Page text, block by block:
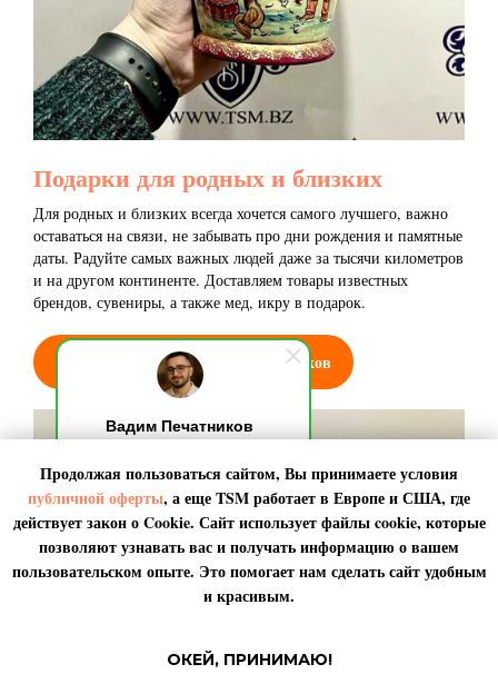
Вадим Печатников
обычно отвечаю за 10 секунд.
По любым вопросами пишите
мне. Я онлайн.
Продолжая пользоваться сайтом, Вы принимаете условия
публичной оферты, а еще TSM работает в ЕвропеиСША, где
действует закон о Cookie. Сайт использует файлы cookie, которые
позволяют узнавать вас и получать информацию о вашем
пользовательском опыте. Это помогает нам сделать сайт удобным
и красивым.
ОКЕЙ, ПРИНИМАЮ!
Подарки для родных и близких
Для родных и близких всегда хочется самого лучшего, важно
оставаться на связи, не забывать про дни рождения и памятные
даты. Радуйте самых важных людей даже за тысячи километров
и на другом континенте. Доставляем товары известных
брендов, сувениры, а также мед, икру в подарок.
Узнать цену и срок доставки подарков